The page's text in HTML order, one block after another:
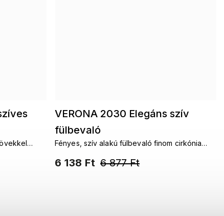
VERONA 2030 Elegáns szív
fülbevaló
6 877 Ft
6 138 Ft
Fényes, szív alakú fülbevaló finom cirkónia